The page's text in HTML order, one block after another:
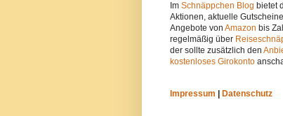
Im Schnäppchen Blog bietet
Aktionen, aktuelle
Angebote von Amazon bis
regelmäßig über
der sollte zusätzlich den
kostenloses Girokonto
Impressum Datenschutz